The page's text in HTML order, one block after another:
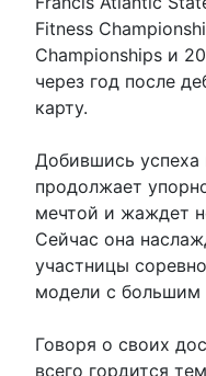
Fitness
Championships и
через год после
карту.
Добившись успеха
продолжает
мечтой и жаждет
Сейчас она
участницы
модели с большим
Говоря о своих
всего гордится